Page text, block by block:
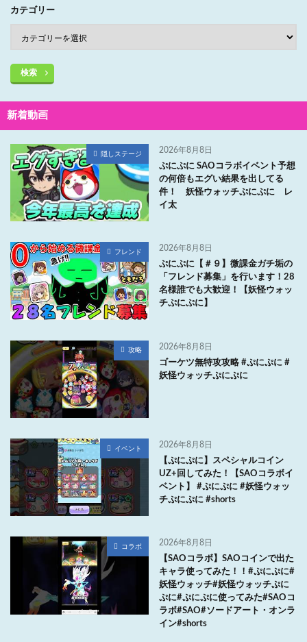
カテゴリー
検索
新着動画
隠しステージ 2026年8月8日
ぷにぷに SAOコラボイベント予想
の何倍もエグい結果を出してる
件！ 妖怪ウォッチぷにぷに レ
イ太
フレンド 2026年8月8日
ぷにぷに【＃９】微課金ガチ垢の
「フレンド募集」を行います！28
名様誰でも大歓迎！【妖怪ウォッ
チぷにぷに】
攻略 2026年8月8日
ゴーケツ無特攻攻略 #ぷにぷに #
妖怪ウォッチぷにぷに
イベント 2026年8月8日
【ぷにぷに】スペシャルコイン
UZ+回してみた！【SAOコラボイ
ベント】 #ぷにぷに #妖怪ウォッ
チぷにぷに #shorts
コラボ 2026年8月8日
【SAOコラボ】SAOコインで出た
キャラ使ってみた！！#ぷにぷに#
妖怪ウォッチ#妖怪ウォッチぷに
ぷに#ぷにぷに使ってみた#SAOコ
ラボ#SAO#ソードアート・オンラ
イン#shorts